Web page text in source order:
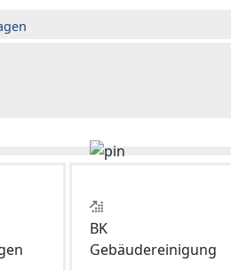
BK
Gebäudereinigung